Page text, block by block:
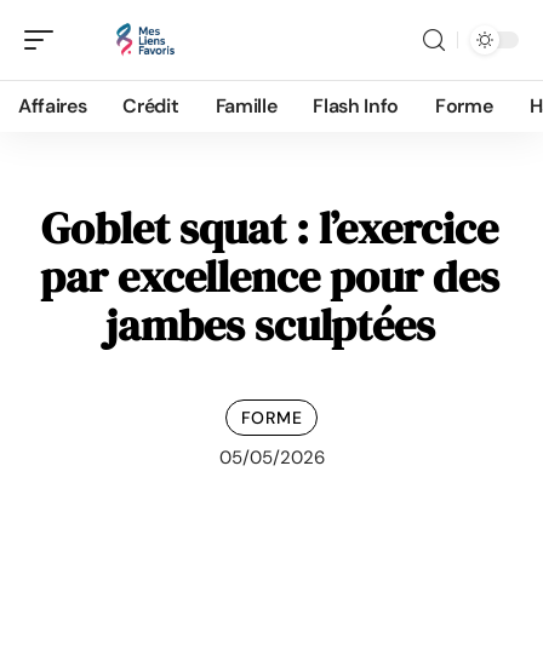
Affaires Crédit Famille Flash Info Forme
Goblet squat : l’exercice
par excellence pour des
jambes sculptées
FORME
05/05/2026